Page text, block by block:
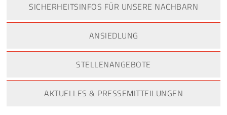
SICHERHEITSINFOS FÜR UNSERE NACHBARN
ANSIEDLUNG
STELLENANGEBOTE
AKTUELLES & PRESSEMITTEILUNGEN